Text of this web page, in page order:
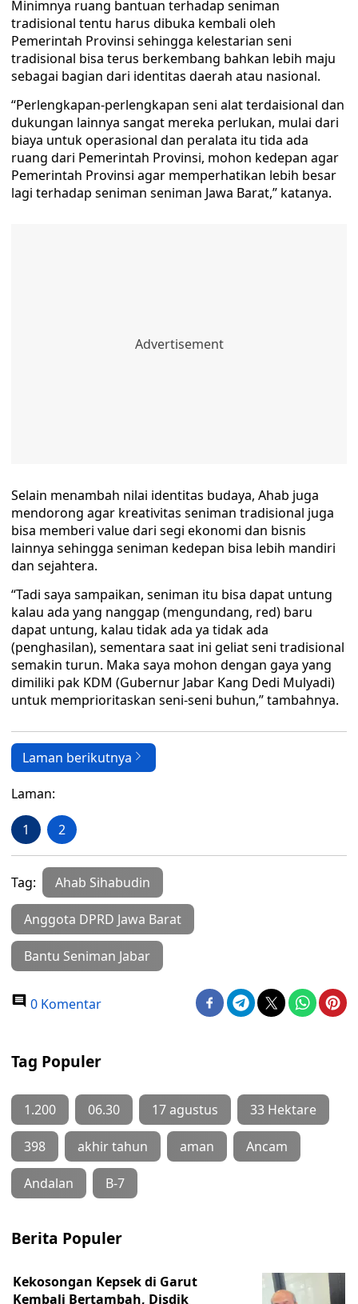
Minimnya ruang bantuan terhadap seniman
tradisional tentu harus dibuka kembali oleh
Pemerintah Provinsi sehingga kelestarian seni
tradisional bisa terus berkembang bahkan lebih maju
sebagai bagian dari identitas daerah atau nasional.
“Perlengkapan-perlengkapan seni alat terdaisional dan
dukungan lainnya sangat mereka perlukan, mulai dari
biaya untuk operasional dan peralata itu tida ada
ruang dari Pemerintah Provinsi, mohon kedepan agar
Pemerintah Provinsi agar memperhatikan lebih besar
lagi terhadap seniman seniman Jawa Barat,” katanya.
Selain menambah nilai identitas budaya, Ahab juga
mendorong agar kreativitas seniman tradisional juga
bisa memberi value dari segi ekonomi dan bisnis
lainnya sehingga seniman kedepan bisa lebih mandiri
dan sejahtera.
“Tadi saya sampaikan, seniman itu bisa dapat untung
kalau ada yang nanggap (mengundang, red) baru
dapat untung, kalau tidak ada ya tidak ada
(penghasilan), sementara saat ini geliat seni tradisional
semakin turun. Maka saya mohon dengan gaya yang
dimiliki pak KDM (Gubernur Jabar Kang Dedi Mulyadi)
untuk memprioritaskan seni-seni buhun,” tambahnya.
Laman berikutnya
Laman:
1 2
Tag: Ahab Sihabudin
Anggota DPRD Jawa Barat
Bantu Seniman Jabar
0 Komentar
Tag Populer
1.200 06.30 17 agustus 33 Hektare
398 akhir tahun aman Ancam
Andalan B-7
Berita Populer
Kekosongan Kepsek di Garut
Kembali Bertambah, Disdik